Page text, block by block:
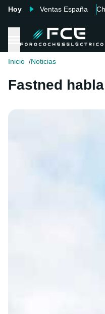
Hoy Ventas España
Inicio Noticias
Fastned